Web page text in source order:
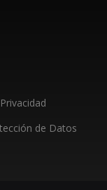
de Datos